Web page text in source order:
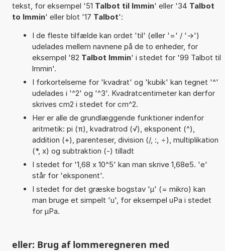
tekst, for eksempel '51 Talbot til lmmin' eller '34 Talbot
to lmmin' eller blot '17 Talbot':
I de fleste tilfælde kan ordet 'til' (eller '=' / '->')
udelades mellem navnene på de to enheder, for
eksempel '82 Talbot lmmin' i stedet for '99 Talbot til
lmmin'.
I forkortelserne for 'kvadrat' og 'kubik' kan tegnet '^'
udelades i '^2' og '^3'. Kvadratcentimeter kan derfor
skrives cm2 i stedet for cm^2.
Her er alle de grundlæggende funktioner indenfor
aritmetik: pi (π), kvadratrod (√), eksponent (^),
addition (+), parenteser, division (/, :, ÷), multiplikation
(*, x) og subtraktion (-) tilladt
I stedet for '1,68 x 10^5' kan man skrive 1,68e5. 'e'
står for 'eksponent'.
I stedet for det græske bogstav 'µ' (= mikro) kan
man bruge et simpelt 'u', for eksempel uPa i stedet
for µPa.
eller: Brug af lommeregneren med